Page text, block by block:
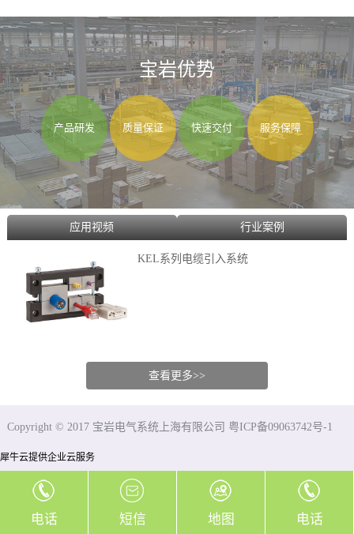
宝岩优势
产品研发 质量保证 快速交付 服务保障
应用视频 行业案例
KEL系列电缆引入系统
查看更多>>
Copyright © 2017 宝岩电气系统上海有限公司 粤ICP备09063742号-1
犀牛云提供企业云服务
电话 短信 地图 电话